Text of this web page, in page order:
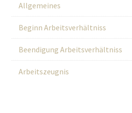
Allgemeines
Beginn Arbeitsverhältniss
Beendigung Arbeitsverhältniss
Arbeitszeugnis